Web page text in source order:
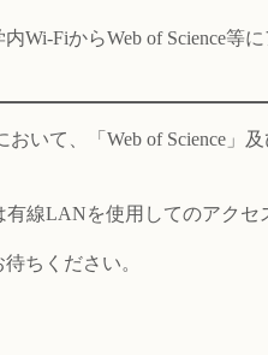
FiからWeb of Science等に
て、「Web of Science」
有線LANを使用してのアクセ
ちください。